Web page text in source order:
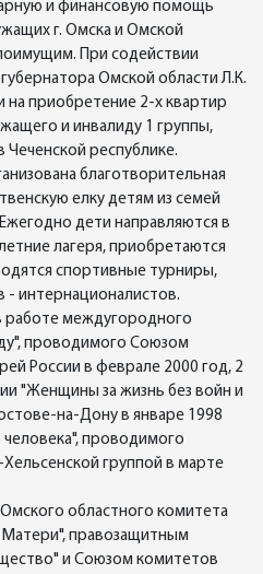
и финансовую помощь
г. Омска и Омской
При содействии
Омской области Л.К.
приобретение 2-х квартир
и инвалиду 1 группы,
Чеченской республике.
благотворительная
елку детям из семей
дети направляются в
лагеря, приобретаются
спортивные турниры,
интернационалистов.
работе междугородного
проводимого Союзом
России в феврале 2000 год, 2
"Женщины за жизнь без войн и
на-Дону в январе 1998
проводимого
группой в марте
Омского областного комитета
правозащитным
и Союзом комитетов